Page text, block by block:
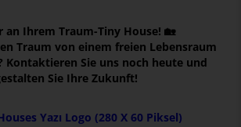
an Ihrem Traum-Tiny House! 🏡
Traum von einem freien Lebensraum
Kontaktieren Sie uns noch heute und
Sie Ihre Zukunft!